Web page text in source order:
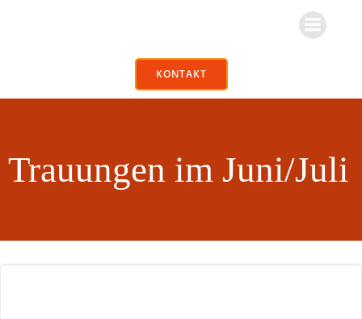
KONTAKT
Trauungen im Juni/Juli